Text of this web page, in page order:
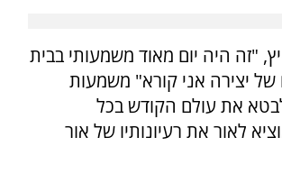
"זה היה יום מאוד משמעותי בבית
יצירה אני קורא" משמעות
את עולם הקודש בכל
לאור את רעיונותיו של אור